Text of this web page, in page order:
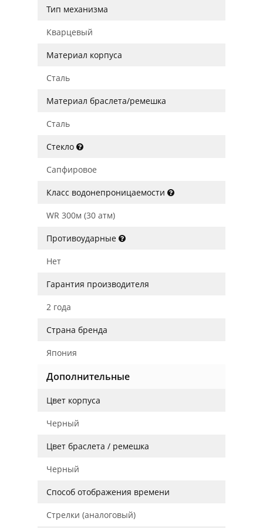
Тип механизма
Кварцевый
Материал корпуса
Сталь
Материал браслета/ремешка
Сталь
Стекло
Сапфировое
Класс водонепроницаемости
WR 300м (30 атм)
Противоударные
Нет
Гарантия производителя
2 года
Страна бренда
Япония
Дополнительные
Цвет корпуса
Черный
Цвет браслета / ремешка
Черный
Способ отображения времени
Стрелки (аналоговый)